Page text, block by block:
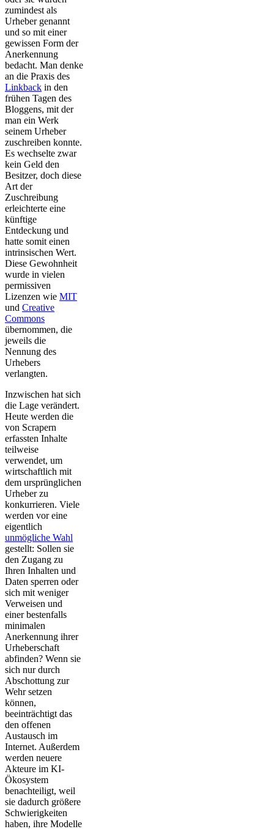
zumindest als
Urheber genannt
und so mit einer
gewissen Form der
Anerkennung
bedacht. Man denke
an die Praxis des
Linkback in den
frühen Tagen des
Bloggens, mit der
man ein Werk
seinem Urheber
zuschreiben konnte.
Es wechselte zwar
kein Geld den
Besitzer, doch diese
Art der
Zuschreibung
erleichterte eine
künftige
Entdeckung und
hatte somit einen
intrinsischen Wert.
Diese Gewohnheit
wurde in vielen
permissiven
Lizenzen wie MIT
und Creative
Commons
übernommen, die
jeweils die
Nennung des
Urhebers
verlangten.
Inzwischen hat sich
die Lage verändert.
Heute werden die
von Scrapern
erfassten Inhalte
teilweise
verwendet, um
wirtschaftlich mit
dem ursprünglichen
Urheber zu
konkurrieren. Viele
werden vor eine
eigentlich
unmögliche Wahl
gestellt: Sollen sie
den Zugang zu
Ihren Inhalten und
Daten sperren oder
sich mit weniger
Verweisen und
einer bestenfalls
minimalen
Anerkennung ihrer
Urheberschaft
abfinden? Wenn sie
sich nur durch
Abschottung zur
Wehr setzen
können,
beeinträchtigt das
den offenen
Austausch im
Internet. Außerdem
werden neuere
Akteure im KI-
Ökosystem
benachteiligt, weil
sie dadurch größere
Schwierigkeiten
haben, ihre Modelle